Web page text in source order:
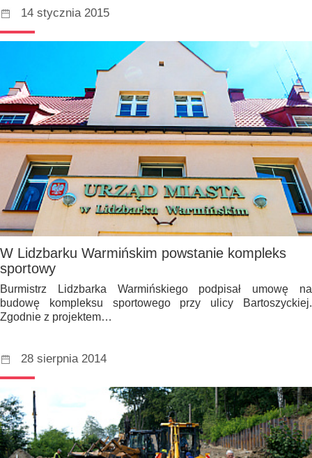
14 stycznia 2015
W Lidzbarku Warmińskim powstanie kompleks
sportowy
Burmistrz Lidzbarka Warmińskiego podpisał umowę na
budowę kompleksu sportowego przy ulicy Bartoszyckiej.
Zgodnie z projektem…
28 sierpnia 2014